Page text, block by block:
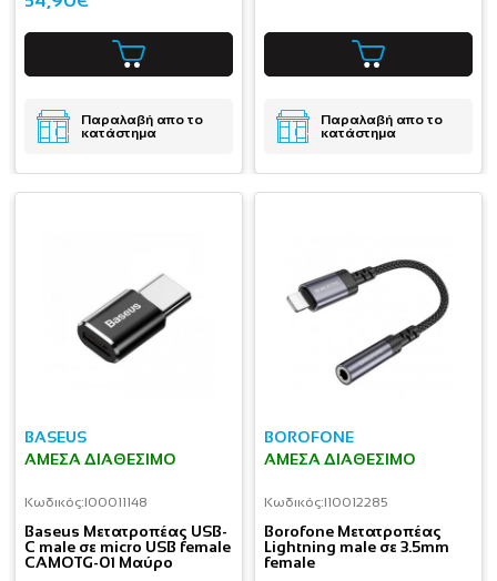
Παραλαβή απο το
κατάστημα
Παραλαβή απο το
κατάστημα
BASEUS
ΆΜΕΣΑ ΔΙΑΘΈΣΙΜΟ
Κωδικός:I00011148
Baseus Μετατροπέας USB-
C male σε micro USB female
CAMOTG-01 Μαύρο
BOROFONE
ΆΜΕΣΑ ΔΙΑΘΈΣΙΜΟ
Κωδικός:I10012285
Borofone Μετατροπέας
Lightning male σε 3.5mm
female